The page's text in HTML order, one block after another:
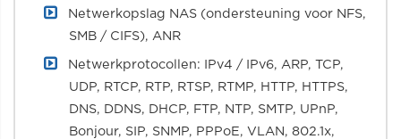
Netwerkopslag NAS (ondersteuning voor NFS,
SMB / CIFS), ANR
Netwerkprotocollen: IPv4 / IPv6, ARP, TCP,
UDP, RTCP, RTP, RTSP, RTMP, HTTP, HTTPS,
DNS, DDNS, DHCP, FTP, NTP, SMTP, UPnP,
Bonjour, SIP, SNMP, PPPoE, VLAN, 802.1x,